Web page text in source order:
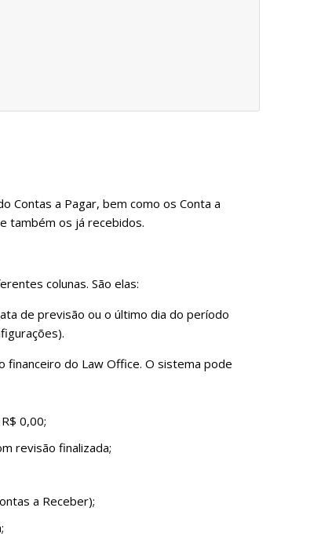
Contas a Pagar, bem como os Conta a
também os já recebidos.
colunas. São elas:
de previsão ou o último dia do período
financeiro do Law Office. O sistema pode
0,00;
revisão finalizada;
a Receber);